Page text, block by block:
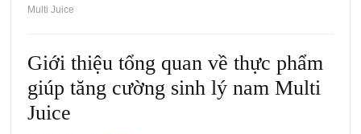
Multi Juice
Giới thiệu tổng quan về thực phẩm
giúp tăng cường sinh lý nam Multi
Juice